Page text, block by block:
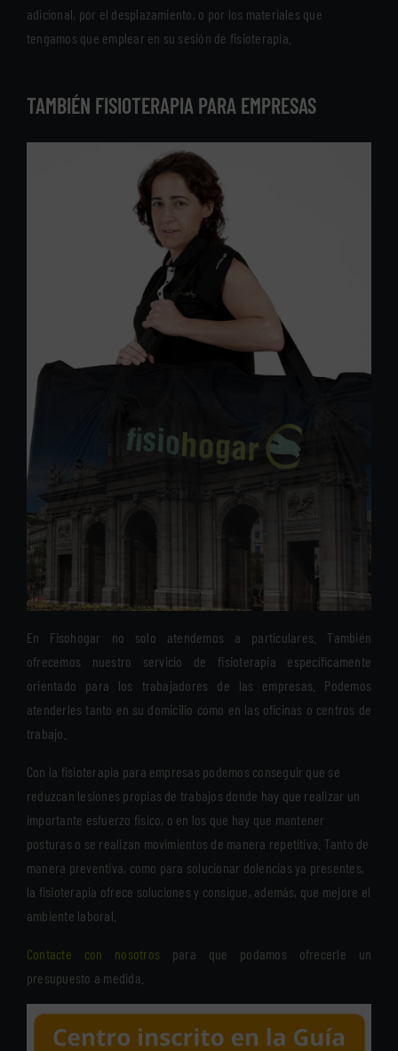
adicional, por el desplazamiento, o por los materiales que
tengamos que emplear en su sesión de fisioterapia.
TAMBIÉN FISIOTERAPIA PARA EMPRESAS
En Fisohogar no solo atendemos a particulares. También
ofrecemos nuestro servicio de fisioterapia específicamente
orientado para los trabajadores de las empresas. Podemos
atenderles tanto en su domicilio como en las oficinas o centros de
trabajo.
Con la fisioterapia para empresas podemos conseguir que se
reduzcan lesiones propias de trabajos donde hay que realizar un
importante esfuerzo físico, o en los que hay que mantener
posturas o se realizan movimientos de manera repetitiva. Tanto de
manera preventiva, como para solucionar dolencias ya presentes,
la fisioterapia ofrece soluciones y consigue, además, que mejore el
ambiente laboral.
Contacte con nosotros para que podamos ofrecerle un
presupuesto a medida.